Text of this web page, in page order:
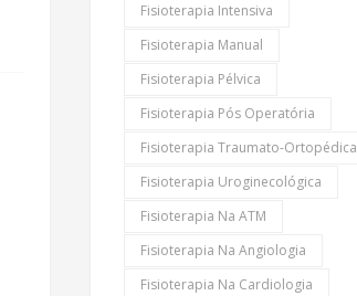
Fisioterapia Intensiva
Fisioterapia Manual
Fisioterapia Pélvica
Fisioterapia Pós Operatória
Fisioterapia Traumato-Ortopédica
Fisioterapia Uroginecológica
Fisioterapia Na ATM
Fisioterapia Na Angiologia
Fisioterapia Na Cardiologia